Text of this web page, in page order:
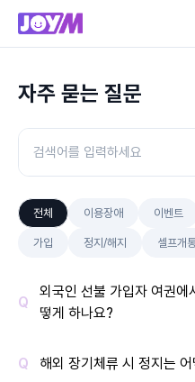
자주 묻는 질문
전체 이용장애 이벤트
가입 정지/해지 셀프개
외국인 선불 가입자 여권에
떻게 하나요?
해외 장기체류 시 정지는